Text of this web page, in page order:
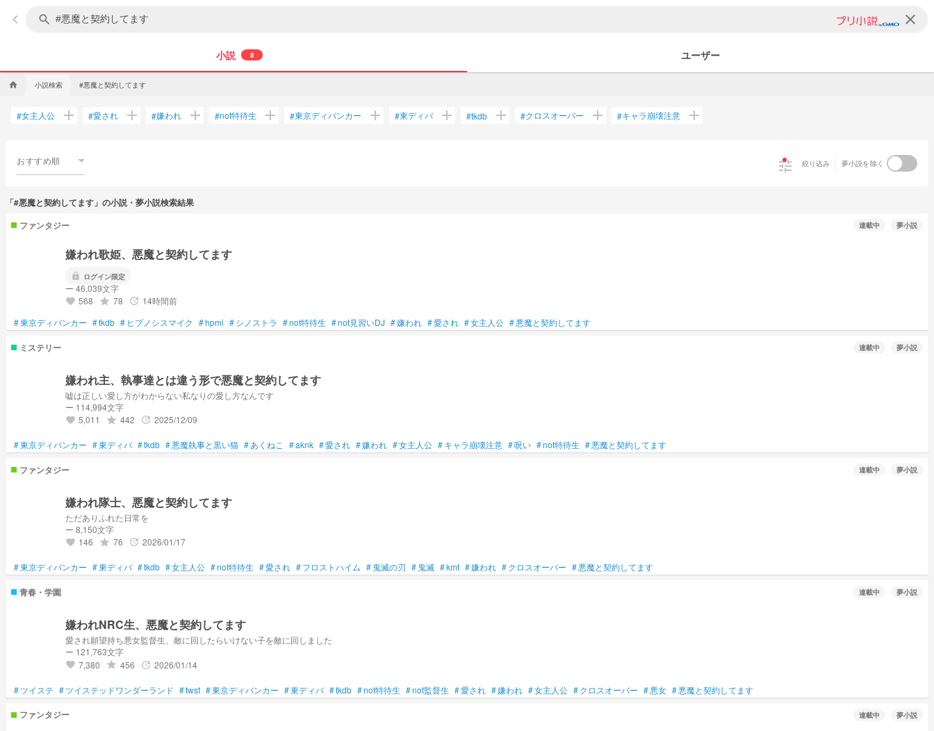
keyboard_arrow_left search clear
小説 8 ユーザー
home 小説検索 #悪魔と契約してます
#女主人公 add #愛され add #嫌われ add #not特待生 add #東京ディバンカー add #東ディバ add #tkdb add #クロスオーバー add #キャラ崩壊注意 add
おすすめ順 tune 絞り込み 夢小説を除く
「#悪魔と契約してます」の小説・夢小説検索結果
ファンタジー
連載中 夢小説
嫌われ歌姫、悪魔と契約してます
lock ログイン限定
ー 46,039文字
favorite 568 grade 78 update 14時間前
#東京ディバンカー #tkdb # ヒプノシスマイク #hpmi #シノストラ #not特待生 #not見習いDJ #嫌われ #愛され #女主人公 #悪魔と契約してます
ミステリー 連載中 夢小説
嫌われ主、執事達とは違う形で悪魔と契約してます
嘘は正しい愛し方がわからない私なりの愛し方なんです
ー 114,994文字
favorite 5,011 grade 442 update 2025/12/09
#東京ディバンカー #東ディバ #tkdb #悪魔執事と黒い猫 #あくねこ #aknk #愛され #嫌われ #女主人公 #キャラ崩壊注意 #呪い #not特待生 #悪魔と契約してます
ファンタジー 連載中 夢小説
嫌われ隊士、悪魔と契約してます
ただありふれた日常を
ー 8,150文字
favorite 146 grade 76 update 2026/01/17
#東京ディバンカー #東ディバ #tkdb #女主人公 #not特待生 #愛され #フロストハイム # 鬼滅の刃 # 鬼滅 #kmt #嫌われ #クロスオーバー #悪魔と契約してます
青春・学園 連載中 夢小説
嫌われNRC生、悪魔と契約してます
愛され願望持ち悪女監督生、敵に回したらいけない子を敵に回しました
ー 121,763文字
favorite 7,380 grade 456 update 2026/01/14
#ツイステ #ツイステッドワンダーランド #twst #東京ディバンカー #東ディバ #tkdb #not特待生 #not監督生 #愛され #嫌われ #女主人公 #クロスオーバー #悪女 #悪魔と契約してます
ファンタジー 連載中 夢小説